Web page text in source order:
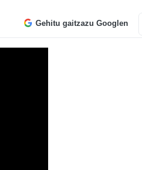
Gehitu gaitzazu Googlen